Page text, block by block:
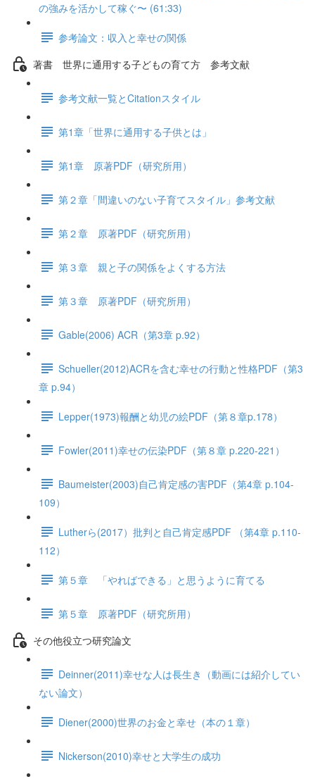
の強みを活かして稼ぐ〜 (61:33)
参考論文：収入と幸せの関係
著書 世界に通用する子どもの育て方 参考文献
参考文献一覧とCitationスタイル
第1章「世界に通用する子供とは」
第1章 原著PDF（研究所用）
第２章「間違いのない子育てスタイル」参考文献
第２章 原著PDF（研究所用）
第３章 親と子の関係をよくする方法
第３章 原著PDF（研究所用）
Gable(2006) ACR（第3章 p.92）
Schueller(2012)ACRを含む幸せの行動と性格PDF（第3
章 p.94）
Lepper(1973)報酬と幼児の絵PDF（第８章p.178）
Fowler(2011)幸せの伝染PDF（第８章 p.220-221）
Baumeister(2003)自己肯定感の害PDF（第4章 p.104-
109）
Lutherら(2017）批判と自己肯定感PDF （第4章 p.110-
112）
第５章 「やればできる」と思うように育てる
第５章 原著PDF（研究所用）
その他役立つ研究論文
Deinner(2011)幸せな人は長生き（動画には紹介してい
ない論文）
Diener(2000)世界のお金と幸せ（本の１章）
Nickerson(2010)幸せと大学生の成功